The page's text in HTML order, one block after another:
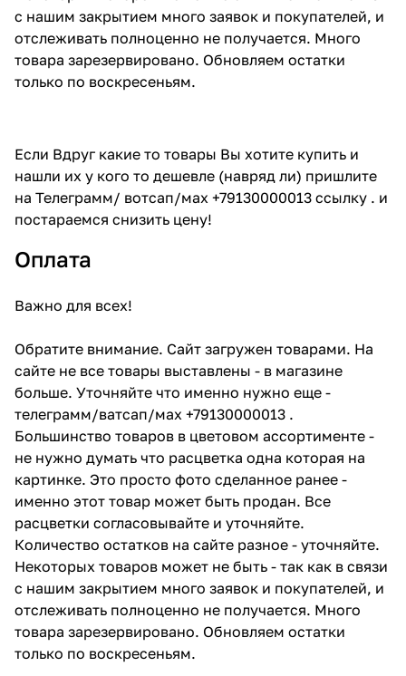
с нашим закрытием много заявок и покупателей, и
отслеживать полноценно не получается. Много
товара зарезервировано. Обновляем остатки
только по воскресеньям.
Если Вдруг какие то товары Вы хотите купить и
нашли их у кого то дешевле (навряд ли) пришлите
на Телеграмм/ вотсап/мах +79130000013 ссылку . и
постараемся снизить цену!
Оплата
Важно для всех!
Обратите внимание. Сайт загружен товарами. На
сайте не все товары выставлены - в магазине
больше. Уточняйте что именно нужно еще -
телеграмм/ватсап/мах +79130000013 .
Большинство товаров в цветовом ассортименте -
не нужно думать что расцветка одна которая на
картинке. Это просто фото сделанное ранее -
именно этот товар может быть продан. Все
расцветки согласовывайте и уточняйте.
Количество остатков на сайте разное - уточняйте.
Некоторых товаров может не быть - так как в связи
с нашим закрытием много заявок и покупателей, и
отслеживать полноценно не получается. Много
товара зарезервировано. Обновляем остатки
только по воскресеньям.